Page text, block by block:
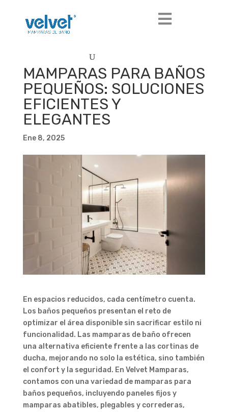
MAMPARAS PARA BAÑOS
PEQUEÑOS: SOLUCIONES
EFICIENTES Y
ELEGANTES
Ene 8, 2025
En espacios reducidos, cada centímetro cuenta.
Los baños pequeños presentan el reto de
optimizar el área disponible sin sacrificar estilo ni
funcionalidad. Las mamparas de baño ofrecen
una alternativa eficiente frente a las cortinas de
ducha, mejorando no solo la estética, sino también
el confort y la seguridad. En Velvet Mamparas,
contamos con una variedad de mamparas para
baños pequeños, incluyendo paneles fijos y
mamparas abatibles, plegables y correderas,